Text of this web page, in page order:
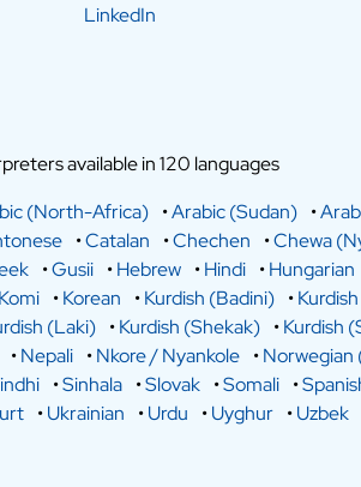
LinkedIn
available in 120 languages
(North-Africa) •Arabic (Sudan) •
•Catalan •Chechen •Chewa
•Gusii •Hebrew •Hindi •Hungarian
Komi •Korean •Kurdish (Badini) •
(Laki) •Kurdish (Shekak) •Kurdish
•Nepali •Nkore / Nyankole •Norwegian
•Sinhala •Slovak •Somali •
•Ukrainian •Urdu •Uyghur •Uzbek